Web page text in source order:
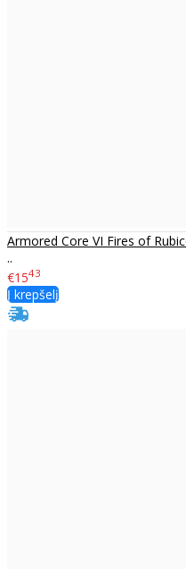
Armored Core VI Fires of
..
€1543
Į krepšelį